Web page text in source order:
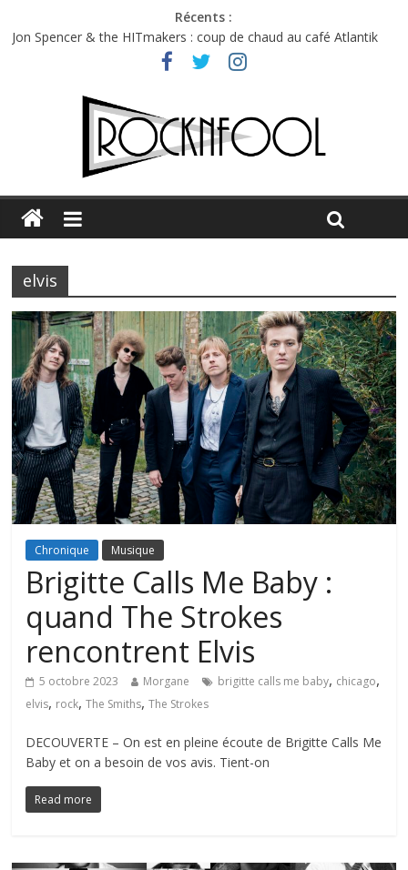
Récents :
Jon Spencer & the HITmakers : coup de chaud au café Atlantik
Hellfest 2026 vendredi : température et émotions en hausse
Hellfest 2026 jeudi : impossible de choisir entre chaleur et bonne
Première édition du Midgard Festival : entre bière, métal et
Charlie Puth à l’Olympia : la leçon de pop du Professeur Puth
elvis
Chronique Musique
Brigitte Calls Me Baby :
quand The Strokes
rencontrent Elvis
5 octobre 2023 Morgane brigitte calls me baby, chicago,
elvis, rock,The Smiths,The Strokes
DECOUVERTE – On est en pleine écoute de Brigitte Calls Me
Baby et on a besoin de vos avis. Tient-on
Read more